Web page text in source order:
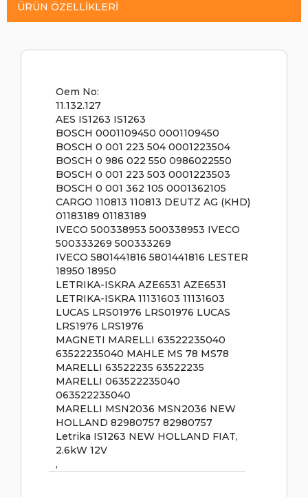
ÜRÜN ÖZELLIKLERI
Oem No:
11.132.127
AES IS1263 IS1263
BOSCH 0001109450 0001109450
BOSCH 0 001 223 504 0001223504
BOSCH 0 986 022 550 0986022550
BOSCH 0 001 223 503 0001223503
BOSCH 0 001 362 105 0001362105
CARGO 110813 110813 DEUTZ AG (KHD)
01183189 01183189
IVECO 500338953 500338953 IVECO
500333269 500333269
IVECO 5801441816 5801441816 LESTER
18950 18950
LETRIKA-ISKRA AZE6531 AZE6531
LETRIKA-ISKRA 11131603 11131603
LUCAS LRS01976 LRS01976 LUCAS
LRS1976 LRS1976
MAGNETI MARELLI 63522235040
63522235040 MAHLE MS 78 MS78
MARELLI 63522235 63522235
MARELLI 063522235040
063522235040
MARELLI MSN2036 MSN2036 NEW
HOLLAND 82980757 82980757
Letrika IS1263 NEW HOLLAND FIAT,
2.6kW 12V
,